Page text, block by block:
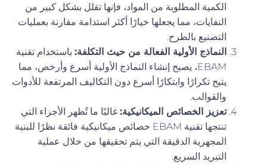
الكمية المطلوبة من المواد، فإنها تقلل بشكل كبير من
النفايات، مما يجعلها خيارًا أكثر استدامة مقارنة بعمليات
التصنيع بالطرح.
النماذج الأولية الفعالة من حيث التكلفة:باستخدام تقنية
EBAM، يصبح إنشاء النماذج الأولية أسرع وأرخص، مما
يتيح تكرارًا وابتكارًا أسرع دون التكاليف المرتفعة للأدوات
والقوالب.
تعزيز الخصائص الميكانيكية:غالبًا ما تُظهر الأجزاء التي
تنتجها تقنية EBAM خصائص ميكانيكية فائقة نظرًا للبنية
المجهرية الدقيقة التي يتم تحقيقها من خلال عملية
التبريد السريع.